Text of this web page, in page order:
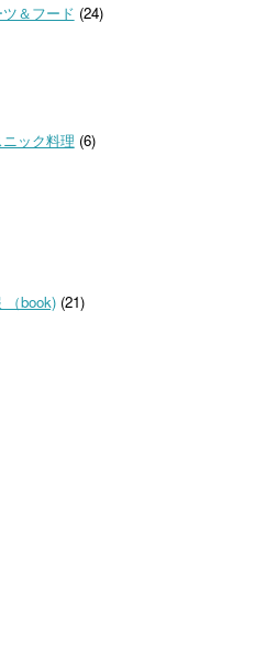
＆フード (24)
ック料理 (6)
（book)(21)